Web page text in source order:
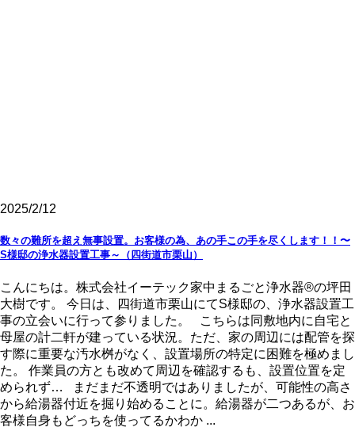
2025/2/12
数々の難所を超え無事設置。お客様の為、あの手この手を尽くします！！〜
S様邸の浄水器設置工事～（四街道市栗山）
こんにちは。株式会社イーテック家中まるごと浄水器®の坪田
大樹です。 今日は、四街道市栗山にてS様邸の、浄水器設置工
事の立会いに行って参りました。 こちらは同敷地内に自宅と
母屋の計二軒が建っている状況。ただ、家の周辺には配管を探
す際に重要な汚水桝がなく、設置場所の特定に困難を極めまし
た。 作業員の方とも改めて周辺を確認するも、設置位置を定
められず… まだまだ不透明ではありましたが、可能性の高さ
から給湯器付近を掘り始めることに。給湯器が二つあるが、お
客様自身もどっちを使ってるかわか ...